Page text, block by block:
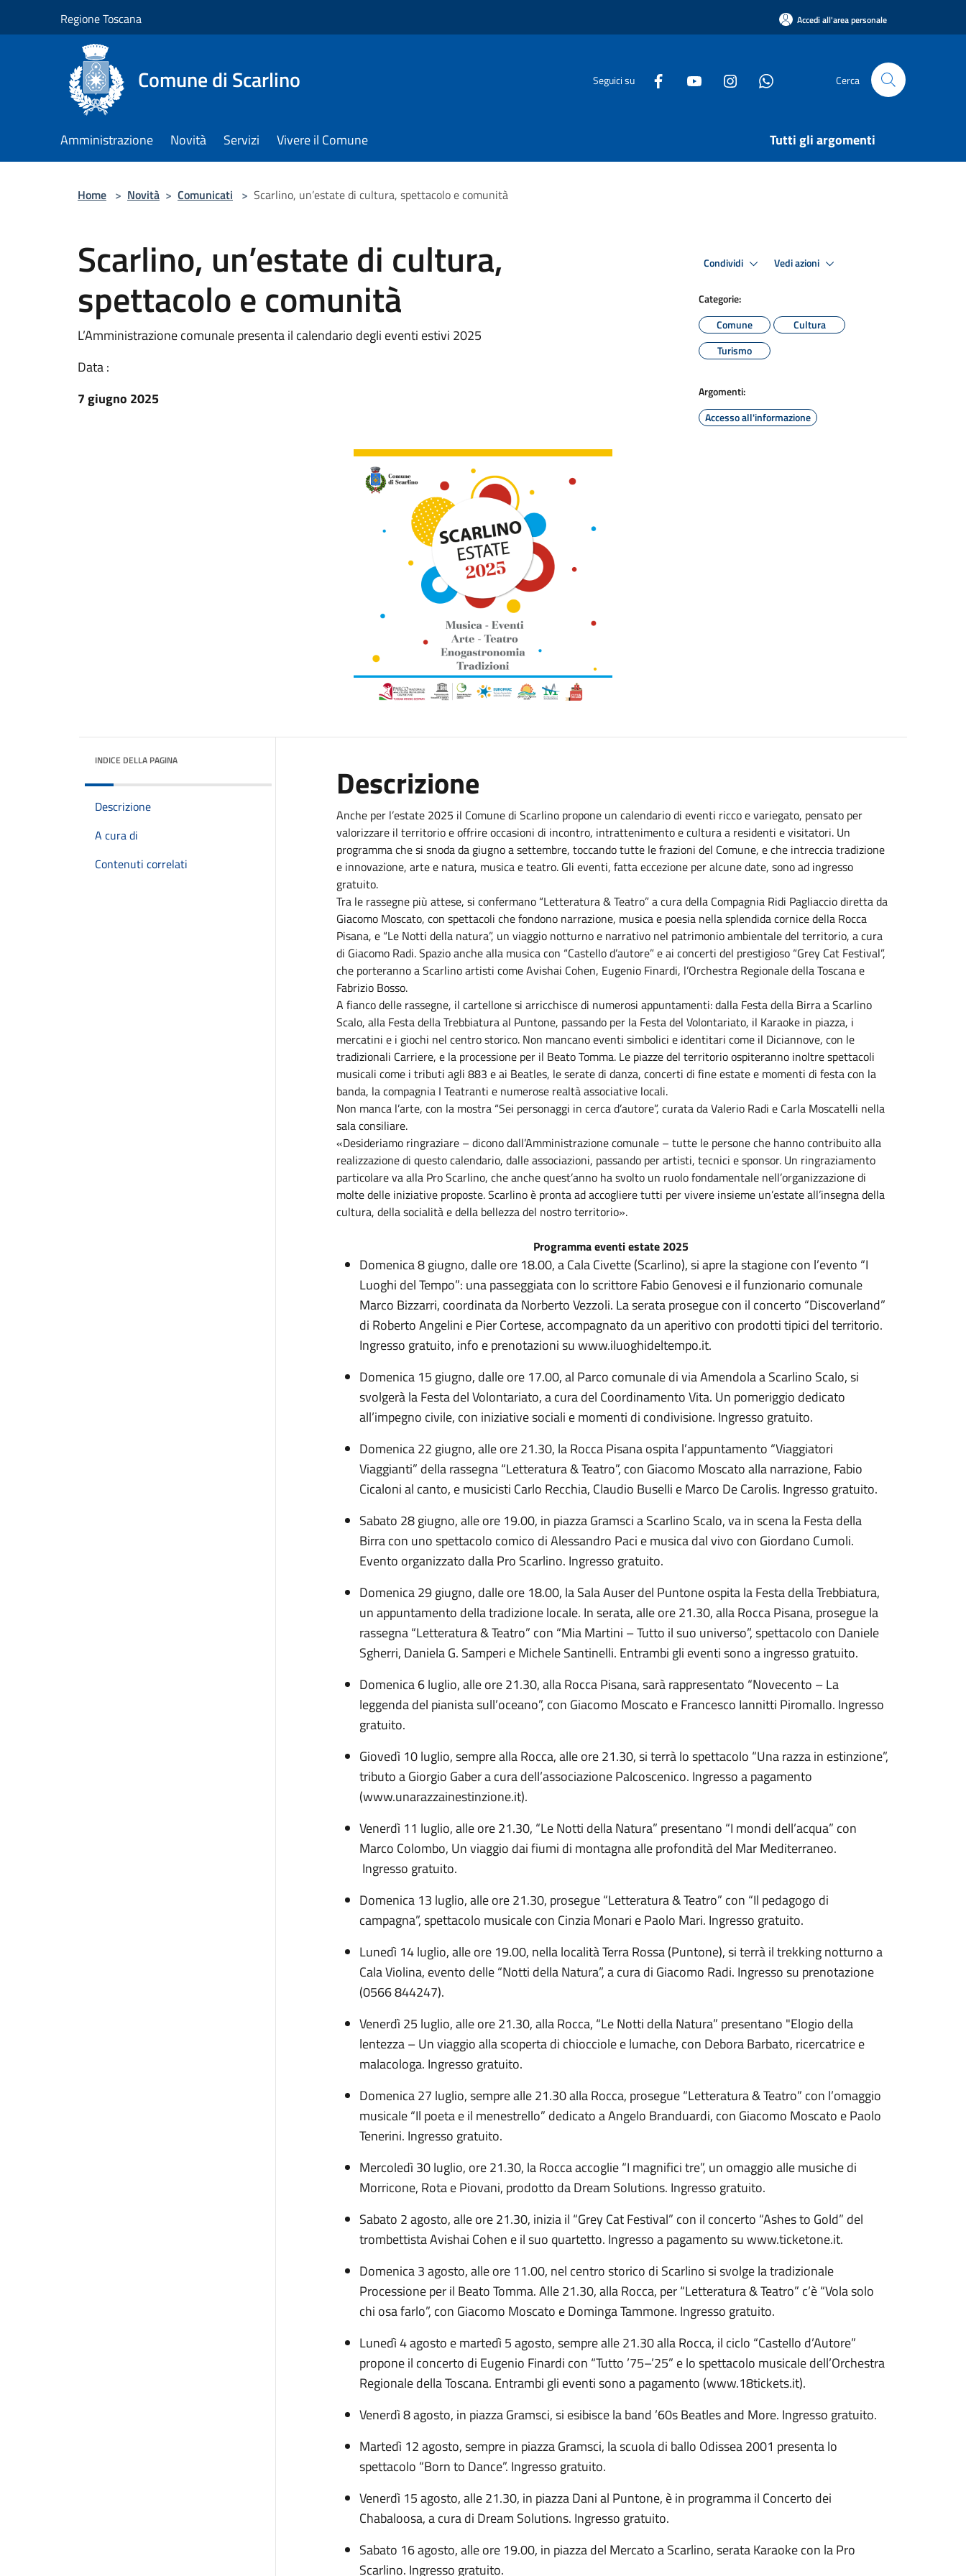
Regione Toscana Accedi all'area personale
Comune di Scarlino Seguici su Cerca
Amministrazione Novità Servizi Vivere il Comune Tutti gli argomenti
Home > Novità > Comunicati > Scarlino, un’estate di cultura, spettacolo e comunità
Scarlino, un’estate di cultura,
spettacolo e comunità
L’Amministrazione comunale presenta il calendario degli eventi estivi 2025
Data :
7 giugno 2025
Condividi Vedi azioni
Categorie:
Comune
Cultura
Turismo
Argomenti:
Accesso all'informazione
INDICE DELLA PAGINA
Descrizione
A cura di
Contenuti correlati
Descrizione
Anche per l’estate 2025 il Comune di Scarlino propone un calendario di eventi ricco e variegato, pensato per
valorizzare il territorio e offrire occasioni di incontro, intrattenimento e cultura a residenti e visitatori. Un
programma che si snoda da giugno a settembre, toccando tutte le frazioni del Comune, e che intreccia tradizione
e innovazione, arte e natura, musica e teatro. Gli eventi, fatta eccezione per alcune date, sono ad ingresso
gratuito.
Tra le rassegne più attese, si confermano “Letteratura & Teatro” a cura della Compagnia Ridi Pagliaccio diretta da
Giacomo Moscato, con spettacoli che fondono narrazione, musica e poesia nella splendida cornice della Rocca
Pisana, e “Le Notti della natura”, un viaggio notturno e narrativo nel patrimonio ambientale del territorio, a cura
di Giacomo Radi. Spazio anche alla musica con “Castello d’autore” e ai concerti del prestigioso “Grey Cat Festival”,
che porteranno a Scarlino artisti come Avishai Cohen, Eugenio Finardi, l’Orchestra Regionale della Toscana e
Fabrizio Bosso.
A fianco delle rassegne, il cartellone si arricchisce di numerosi appuntamenti: dalla Festa della Birra a Scarlino
Scalo, alla Festa della Trebbiatura al Puntone, passando per la Festa del Volontariato, il Karaoke in piazza, i
mercatini e i giochi nel centro storico. Non mancano eventi simbolici e identitari come il Diciannove, con le
tradizionali Carriere, e la processione per il Beato Tomma. Le piazze del territorio ospiteranno inoltre spettacoli
musicali come i tributi agli 883 e ai Beatles, le serate di danza, concerti di fine estate e momenti di festa con la
banda, la compagnia I Teatranti e numerose realtà associative locali.
Non manca l’arte, con la mostra “Sei personaggi in cerca d’autore”, curata da Valerio Radi e Carla Moscatelli nella
sala consiliare.
«Desideriamo ringraziare – dicono dall’Amministrazione comunale – tutte le persone che hanno contribuito alla
realizzazione di questo calendario, dalle associazioni, passando per artisti, tecnici e sponsor. Un ringraziamento
particolare va alla Pro Scarlino, che anche quest’anno ha svolto un ruolo fondamentale nell’organizzazione di
molte delle iniziative proposte. Scarlino è pronta ad accogliere tutti per vivere insieme un’estate all’insegna della
cultura, della socialità e della bellezza del nostro territorio».
Programma eventi estate 2025
Domenica 8 giugno, dalle ore 18.00, a Cala Civette (Scarlino), si apre la stagione con l’evento “I
Luoghi del Tempo”: una passeggiata con lo scrittore Fabio Genovesi e il funzionario comunale
Marco Bizzarri, coordinata da Norberto Vezzoli. La serata prosegue con il concerto “Discoverland”
di Roberto Angelini e Pier Cortese, accompagnato da un aperitivo con prodotti tipici del territorio.
Ingresso gratuito, info e prenotazioni su www.iluoghideltempo.it.
Domenica 15 giugno, dalle ore 17.00, al Parco comunale di via Amendola a Scarlino Scalo, si
svolgerà la Festa del Volontariato, a cura del Coordinamento Vita. Un pomeriggio dedicato
all’impegno civile, con iniziative sociali e momenti di condivisione. Ingresso gratuito.
Domenica 22 giugno, alle ore 21.30, la Rocca Pisana ospita l’appuntamento “Viaggiatori
Viaggianti” della rassegna “Letteratura & Teatro”, con Giacomo Moscato alla narrazione, Fabio
Cicaloni al canto, e musicisti Carlo Recchia, Claudio Buselli e Marco De Carolis. Ingresso gratuito.
Sabato 28 giugno, alle ore 19.00, in piazza Gramsci a Scarlino Scalo, va in scena la Festa della
Birra con uno spettacolo comico di Alessandro Paci e musica dal vivo con Giordano Cumoli.
Evento organizzato dalla Pro Scarlino. Ingresso gratuito.
Domenica 29 giugno, dalle ore 18.00, la Sala Auser del Puntone ospita la Festa della Trebbiatura,
un appuntamento della tradizione locale. In serata, alle ore 21.30, alla Rocca Pisana, prosegue la
rassegna “Letteratura & Teatro” con “Mia Martini – Tutto il suo universo”, spettacolo con Daniele
Sgherri, Daniela G. Samperi e Michele Santinelli. Entrambi gli eventi sono a ingresso gratuito.
Domenica 6 luglio, alle ore 21.30, alla Rocca Pisana, sarà rappresentato “Novecento – La
leggenda del pianista sull’oceano”, con Giacomo Moscato e Francesco Iannitti Piromallo. Ingresso
gratuito.
Giovedì 10 luglio, sempre alla Rocca, alle ore 21.30, si terrà lo spettacolo “Una razza in estinzione”,
tributo a Giorgio Gaber a cura dell’associazione Palcoscenico. Ingresso a pagamento
(www.unarazzainestinzione.it).
Venerdì 11 luglio, alle ore 21.30, “Le Notti della Natura” presentano “I mondi dell’acqua” con
Marco Colombo, Un viaggio dai fiumi di montagna alle profondità del Mar Mediterraneo.
Ingresso gratuito.
Domenica 13 luglio, alle ore 21.30, prosegue “Letteratura & Teatro” con “Il pedagogo di
campagna”, spettacolo musicale con Cinzia Monari e Paolo Mari. Ingresso gratuito.
Lunedì 14 luglio, alle ore 19.00, nella località Terra Rossa (Puntone), si terrà il trekking notturno a
Cala Violina, evento delle “Notti della Natura”, a cura di Giacomo Radi. Ingresso su prenotazione
(0566 844247).
Venerdì 25 luglio, alle ore 21.30, alla Rocca, “Le Notti della Natura” presentano "Elogio della
lentezza – Un viaggio alla scoperta di chiocciole e lumache, con Debora Barbato, ricercatrice e
malacologa. Ingresso gratuito.
Domenica 27 luglio, sempre alle 21.30 alla Rocca, prosegue “Letteratura & Teatro” con l’omaggio
musicale “Il poeta e il menestrello” dedicato a Angelo Branduardi, con Giacomo Moscato e Paolo
Tenerini. Ingresso gratuito.
Mercoledì 30 luglio, ore 21.30, la Rocca accoglie “I magnifici tre”, un omaggio alle musiche di
Morricone, Rota e Piovani, prodotto da Dream Solutions. Ingresso gratuito.
Sabato 2 agosto, alle ore 21.30, inizia il “Grey Cat Festival” con il concerto “Ashes to Gold” del
trombettista Avishai Cohen e il suo quartetto. Ingresso a pagamento su www.ticketone.it.
Domenica 3 agosto, alle ore 11.00, nel centro storico di Scarlino si svolge la tradizionale
Processione per il Beato Tomma. Alle 21.30, alla Rocca, per “Letteratura & Teatro” c’è “Vola solo
chi osa farlo”, con Giacomo Moscato e Dominga Tammone. Ingresso gratuito.
Lunedì 4 agosto e martedì 5 agosto, sempre alle 21.30 alla Rocca, il ciclo “Castello d’Autore”
propone il concerto di Eugenio Finardi con “Tutto ’75–’25” e lo spettacolo musicale dell’Orchestra
Regionale della Toscana. Entrambi gli eventi sono a pagamento (www.18tickets.it).
Venerdì 8 agosto, in piazza Gramsci, si esibisce la band ’60s Beatles and More. Ingresso gratuito.
Martedì 12 agosto, sempre in piazza Gramsci, la scuola di ballo Odissea 2001 presenta lo
spettacolo “Born to Dance”. Ingresso gratuito.
Venerdì 15 agosto, alle 21.30, in piazza Dani al Puntone, è in programma il Concerto dei
Chabaloosa, a cura di Dream Solutions. Ingresso gratuito.
Sabato 16 agosto, alle ore 19.00, in piazza del Mercato a Scarlino, serata Karaoke con la Pro
Scarlino. Ingresso gratuito.